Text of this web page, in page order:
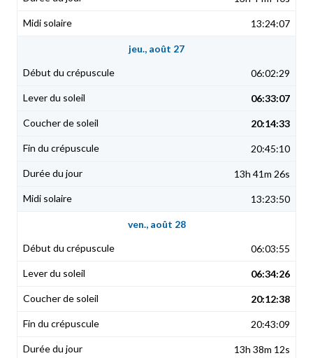
13:24:07
jeu., août 27
06:02:29
06:33:07
20:14:33
20:45:10
13h 41m 26s
13:23:50
ven., août 28
06:03:55
06:34:26
20:12:38
20:43:09
13h 38m 12s